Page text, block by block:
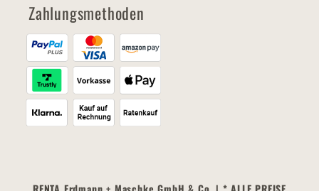
Zahlungsmethoden